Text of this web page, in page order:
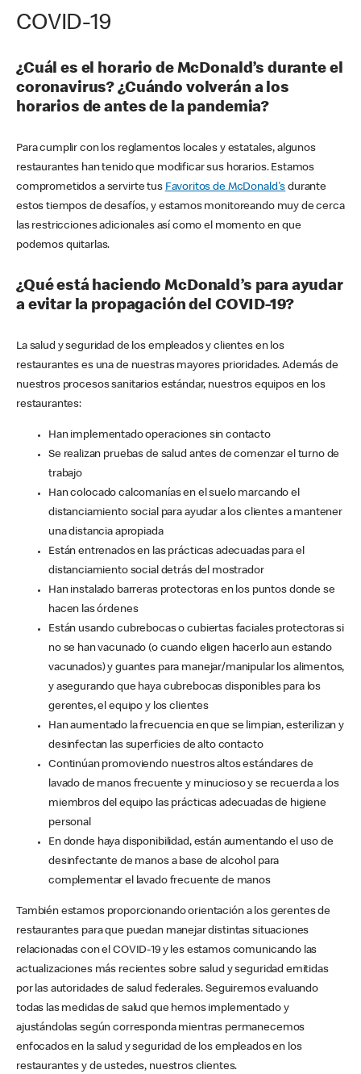
COVID-19
¿Cuál es el horario de McDonald’s durante el
coronavirus? ¿Cuándo volverán a los
horarios de antes de la pandemia?
Para cumplir con los reglamentos locales y estatales, algunos
restaurantes han tenido que modificar sus horarios. Estamos
comprometidos a servirte tus Favoritos de McDonald's durante
estos tiempos de desafíos, y estamos monitoreando muy de cerca
las restricciones adicionales así como el momento en que
podemos quitarlas.
¿Qué está haciendo McDonald’s para ayudar
a evitar la propagación del COVID-19?
La salud y seguridad de los empleados y clientes en los
restaurantes es una de nuestras mayores prioridades. Además de
nuestros procesos sanitarios estándar, nuestros equipos en los
restaurantes:
Han implementado operaciones sin contacto
Se realizan pruebas de salud antes de comenzar el turno de
trabajo
Han colocado calcomanías en el suelo marcando el
distanciamiento social para ayudar a los clientes a mantener
una distancia apropiada
Están entrenados en las prácticas adecuadas para el
distanciamiento social detrás del mostrador
Han instalado barreras protectoras en los puntos donde se
hacen las órdenes
Están usando cubrebocas o cubiertas faciales protectoras si
no se han vacunado (o cuando eligen hacerlo aun estando
vacunados) y guantes para manejar/manipular los alimentos,
y asegurando que haya cubrebocas disponibles para los
gerentes, el equipo y los clientes
Han aumentado la frecuencia en que se limpian, esterilizan y
desinfectan las superficies de alto contacto
Continúan promoviendo nuestros altos estándares de
lavado de manos frecuente y minucioso y se recuerda a los
miembros del equipo las prácticas adecuadas de higiene
personal
En donde haya disponibilidad, están aumentando el uso de
desinfectante de manos a base de alcohol para
complementar el lavado frecuente de manos
También estamos proporcionando orientación a los gerentes de
restaurantes para que puedan manejar distintas situaciones
relacionadas con el COVID-19 y les estamos comunicando las
actualizaciones más recientes sobre salud y seguridad emitidas
por las autoridades de salud federales. Seguiremos evaluando
todas las medidas de salud que hemos implementado y
ajustándolas según corresponda mientras permanecemos
enfocados en la salud y seguridad de los empleados en los
restaurantes y de ustedes, nuestros clientes.